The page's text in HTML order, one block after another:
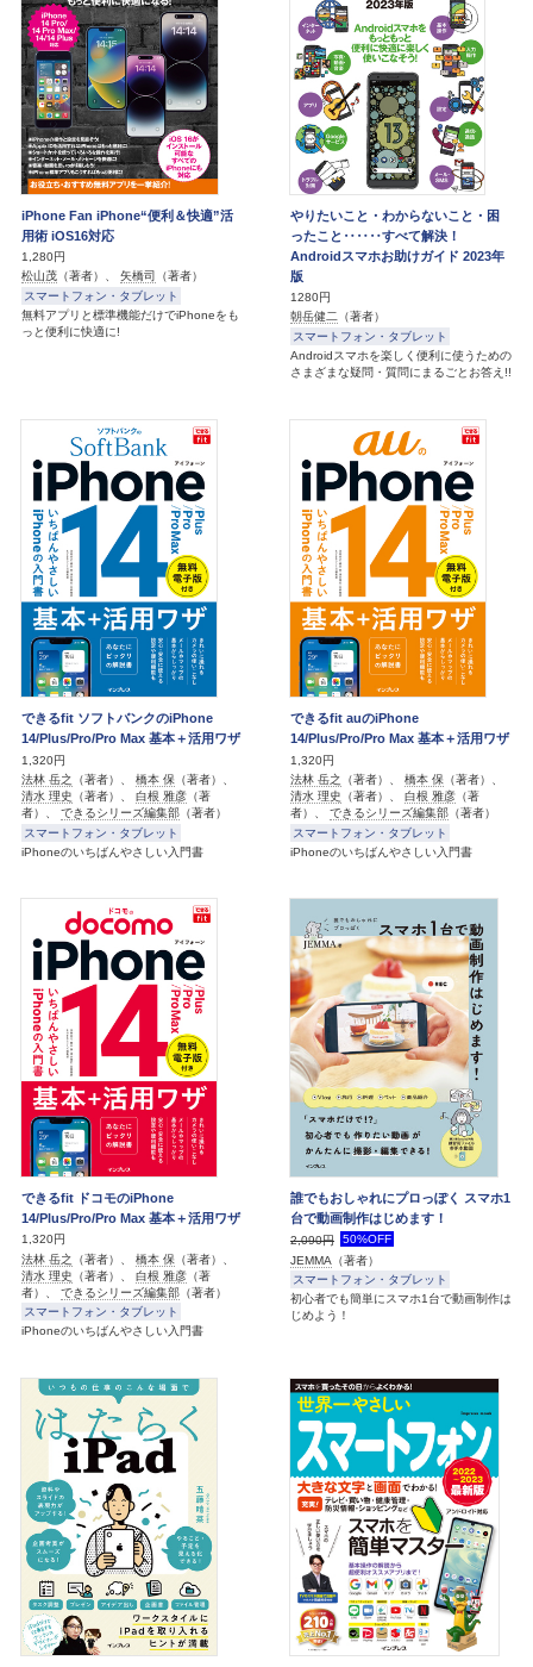
iPhone Fan iPhone“便利＆快適”活
用術 iOS16対応
1,280円
松山茂 （著者）、 矢橋司
（著者）
スマートフォン・タブレット
無料アプリと標準機能だけでiPhoneをも
っと便利に快適に!
やりたいこと・わからないこと・困
ったこと‥‥‥すべて解決！
Androidスマホお助けガイド 2023年
版
1280円
朝岳健二 （著者）
スマートフォン・タブレット
Androidスマホを楽しく便利に使うための
さまざまな疑問・質問にまるごとお答え!!
できるfit ソフトバンクのiPhone
14/Plus/Pro/Pro Max 基本＋活用ワザ
1,320円
法林 岳之 （著者）、 橋本 保 （著者）、
清水 理史 （著者）、 白根 雅彦 （著
者）、 できるシリーズ編集部 （著者）
スマートフォン・タブレット
iPhoneのいちばんやさしい入門書
できるfit auのiPhone
14/Plus/Pro/Pro Max 基本＋活用ワザ
1,320円
法林 岳之 （著者）、 橋本 保 （著者）、
清水 理史 （著者）、 白根 雅彦 （著
者）、 できるシリーズ編集部 （著者）
スマートフォン・タブレット
iPhoneのいちばんやさしい入門書
できるfit ドコモのiPhone
14/Plus/Pro/Pro Max 基本＋活用ワザ
1,320円
法林 岳之 （著者）、 橋本 保 （著者）、
清水 理史 （著者）、 白根 雅彦 （著
者）、 できるシリーズ編集部 （著者）
スマートフォン・タブレット
iPhoneのいちばんやさしい入門書
誰でもおしゃれにプロっぽく スマホ1
台で動画制作はじめます！
2,090円
50%OFF
JEMMA （著者）
スマートフォン・タブレット
初心者でも簡単にスマホ1台で動画制作は
じめよう！